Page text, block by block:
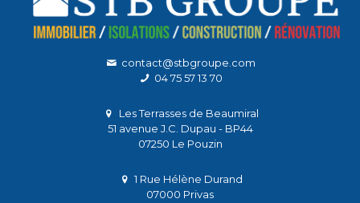
contact@stbgroupe.com
04 75 57 13 70
Les Terrasses de Beaumiral
51 avenue J.C. Dupau - BP44
07250 Le Pouzin
1 Rue Hélène Durand
07000 Privas